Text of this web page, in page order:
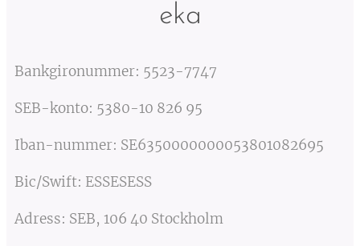
eka
Bankgironummer: 5523-7747
SEB-konto: 5380-10 826 95
Iban-nummer: SE6350000000053801082695
Bic/Swift: ESSESESS
Adress: SEB, 106 40 Stockholm